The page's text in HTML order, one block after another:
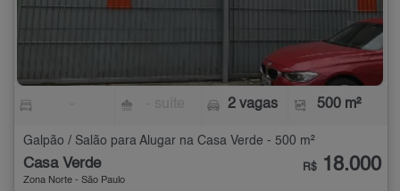
2 vagas 500 m²
Galpão / Salão para Alugar na Casa Verde - 500 m²
Casa Verde
Zona Norte - São Paulo
R$ 18.000